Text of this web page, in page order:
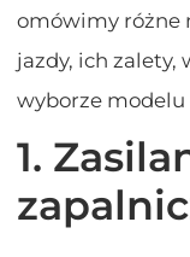
omówimy różne
jazdy, ich zalety,
wyborze
1.